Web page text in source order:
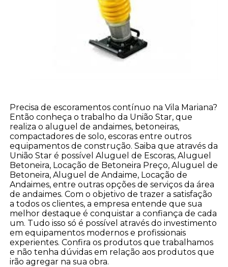
Precisa de escoramentos contínuo na Vila Mariana?
Então conheça o trabalho da União Star, que
realiza o aluguel de andaimes, betoneiras,
compactadores de solo, escoras entre outros
equipamentos de construção. Saiba que através da
União Star é possível Aluguel de Escoras, Aluguel
Betoneira, Locação de Betoneira Preço, Aluguel de
Betoneira, Aluguel de Andaime, Locação de
Andaimes, entre outras opções de serviços da área
de andaimes. Com o objetivo de trazer a satisfação
a todos os clientes, a empresa entende que sua
melhor destaque é conquistar a confiança de cada
um. Tudo isso só é possível através do investimento
em equipamentos modernos e profissionais
experientes. Confira os produtos que trabalhamos
e não tenha dúvidas em relação aos produtos que
irão agregar na sua obra.